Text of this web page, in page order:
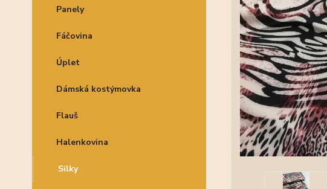
Panely
Fáčovina
Úplet
Dámská kostýmovka
Flauš
Halenkovina
Silky